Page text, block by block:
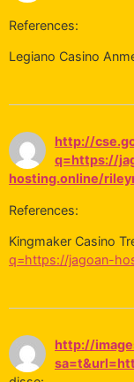
References:
Legiano Casino
http://
q=https://
hosting.online/
References:
Kingmaker Casino
q=https://jagoan-
http://